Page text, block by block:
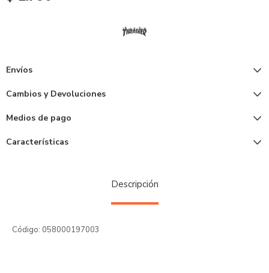
Envíos
Cambios y Devoluciones
Medios de pago
Características
Descripción
Código: 058000197003